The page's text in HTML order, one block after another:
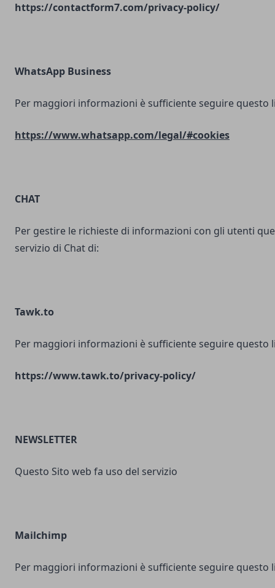
https://contactform7.com/privacy-policy/
WhatsApp Business
Per maggiori informazioni è sufficiente seguire questo
https://www.whatsapp.com/legal/#cookies
CHAT
Per gestire le richieste di informazioni con gli utenti
servizio di Chat di:
Tawk.to
Per maggiori informazioni è sufficiente seguire questo
https://www.tawk.to/privacy-policy/
NEWSLETTER
Questo Sito web fa uso del servizio
Mailchimp
Per maggiori informazioni è sufficiente seguire questo